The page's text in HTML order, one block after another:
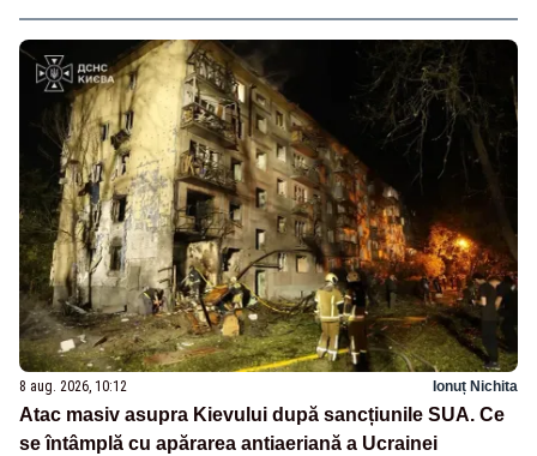
8 aug. 2026, 10:12 Ionuț Nichita
Atac masiv asupra Kievului după sancțiunile SUA. Ce
se întâmplă cu apărarea antiaeriană a Ucrainei